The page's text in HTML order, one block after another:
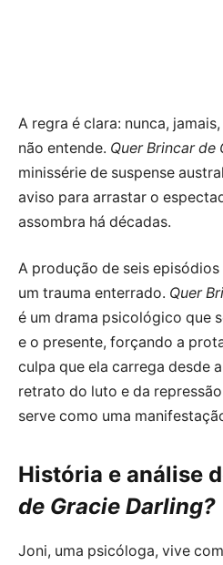
A regra é clara: nunca,
não entende. Quer Brincar de
minissérie de suspense
aviso para arrastar o
assombra há décadas.
A produção de seis
um trauma enterrado. Quer
é um drama psicológico que
e o presente, forçando a
culpa que ela carrega desde
retrato do luto e da
serve como uma
História e análise
de Gracie Darling?
Joni, uma psicóloga, vive